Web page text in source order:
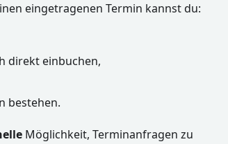
eingetragenen Termin kannst du:
direkt einbuchen,
bestehen.
Möglichkeit, Terminanfragen zu